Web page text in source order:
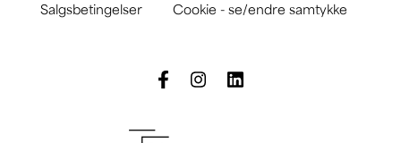
Salgsbetingelser Cookie - se/endre samtykke